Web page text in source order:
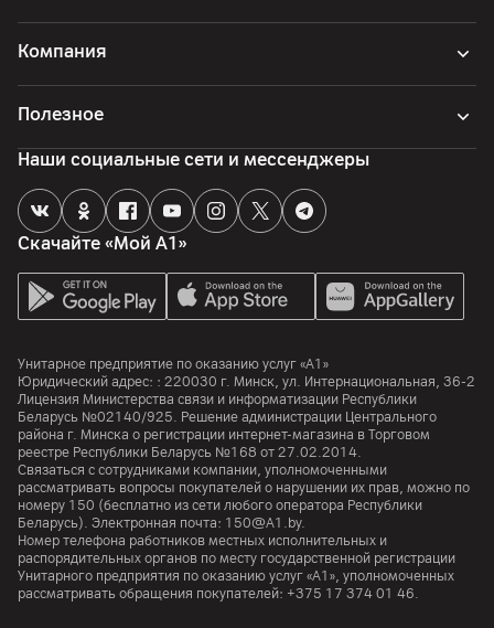
Компания
Полезное
Скачайте «Мой А1»
Наши социальные сети и мессенджеры
Унитарное предприятие по оказанию услуг «А1»
Юридический адрес: : 220030 г. Минск, ул. Интернациональная, 36-2
Лицензия Министерства связи и информатизации Республики
Беларусь №02140/925. Решение администрации Центрального
района г. Минска о регистрации интернет-магазина в Торговом
реестре Республики Беларусь №168 от 27.02.2014.
Связаться с сотрудниками компании, уполномоченными
рассматривать вопросы покупателей о нарушении их прав, можно по
номеру 150 (бесплатно из сети любого оператора Республики
Беларусь). Электронная почта: 150@A1.by.
Номер телефона работников местных исполнительных и
распорядительных органов по месту государственной регистрации
Унитарного предприятия по оказанию услуг «А1», уполномоченных
рассматривать обращения покупателей: +375 17 374 01 46.